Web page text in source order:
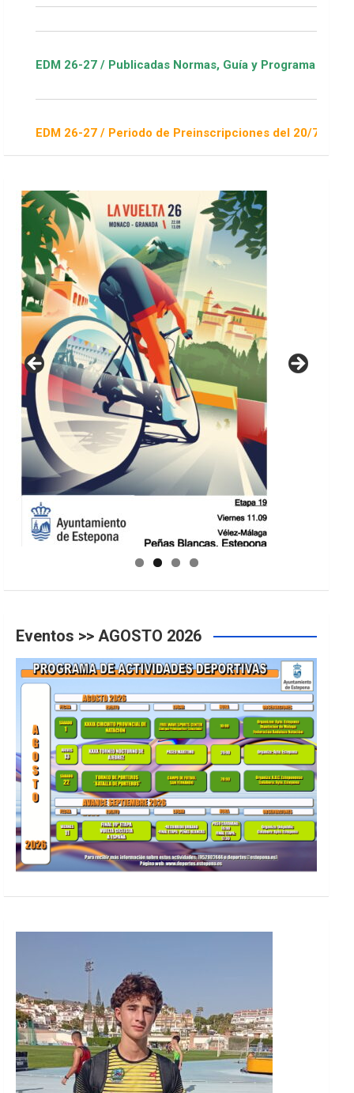
/ Publicadas Normas, Guía y Programa / ver Escuelas
/ Periodo de Preinscripciones del 20/7 al 16/8 / Sorteo 1 de
GUIA DE INSTALACIONES DEPORTIVAS
Eventos >> AGOSTO 2026